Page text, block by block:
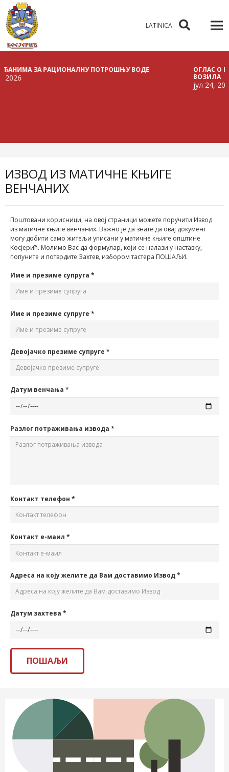
LATINICA
ЗА РАЦИОНАЛНУ ПОТРОШЊУ ВОДЕ
ОГЛАС О
ВОЗИЛА
јул 24, 2026
ИЗВОД ИЗ МАТИЧНЕ КЊИГЕ
ВЕНЧАНИХ
Поштовани корисници, на овој страници можете поручити Извод
из матичне књиге венчаних. Важно је да знате да овај документ
могу добити само житељи уписани у матичне књиге општине
Косјерић. Молимо Вас да формулар, који се налази у наставку,
попуните и потврдите Захтев, избором тастера ПОШАЉИ.
Име и презиме супруга *
Име и презиме супруге *
Девојачко презиме супруге *
Датум венчања *
Разлог потраживања извода *
Контакт телефон *
Контакт е-маил *
Адреса на коју желите да Вам доставимо Извод *
Датум захтева *